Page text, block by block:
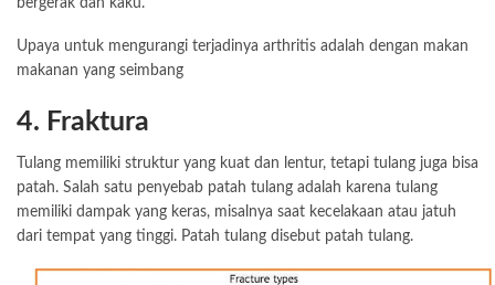
bergerak dan kaku.
Upaya untuk mengurangi terjadinya arthritis adalah dengan makan
makanan yang seimbang
4. Fraktura
Tulang memiliki struktur yang kuat dan lentur, tetapi tulang juga bisa
patah. Salah satu penyebab patah tulang adalah karena tulang
memiliki dampak yang keras, misalnya saat kecelakaan atau jatuh
dari tempat yang tinggi. Patah tulang disebut patah tulang.